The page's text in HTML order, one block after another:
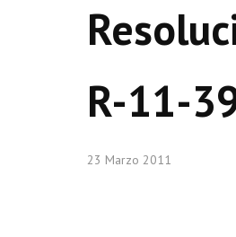
R-11-
23 Marzo 2011